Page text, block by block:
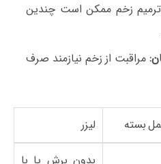
ترمیم زخم ممکن است چندین
مراقبت از زخم نیازمند صرف
بسته لیزر
بدون برش یا با